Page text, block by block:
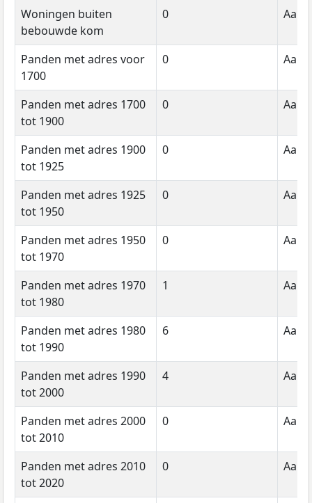
Woningen buiten
bebouwde kom
0
Panden met adres voor
1700
0
Panden met adres 1700
tot 1900
0
Panden met adres 1900
tot 1925
0
Panden met adres 1925
tot 1950
0
Panden met adres 1950
tot 1970
0
Panden met adres 1970
tot 1980
1
Panden met adres 1980
tot 1990
6
Panden met adres 1990
tot 2000
4
Panden met adres 2000
tot 2010
0
Panden met adres 2010
tot 2020
0